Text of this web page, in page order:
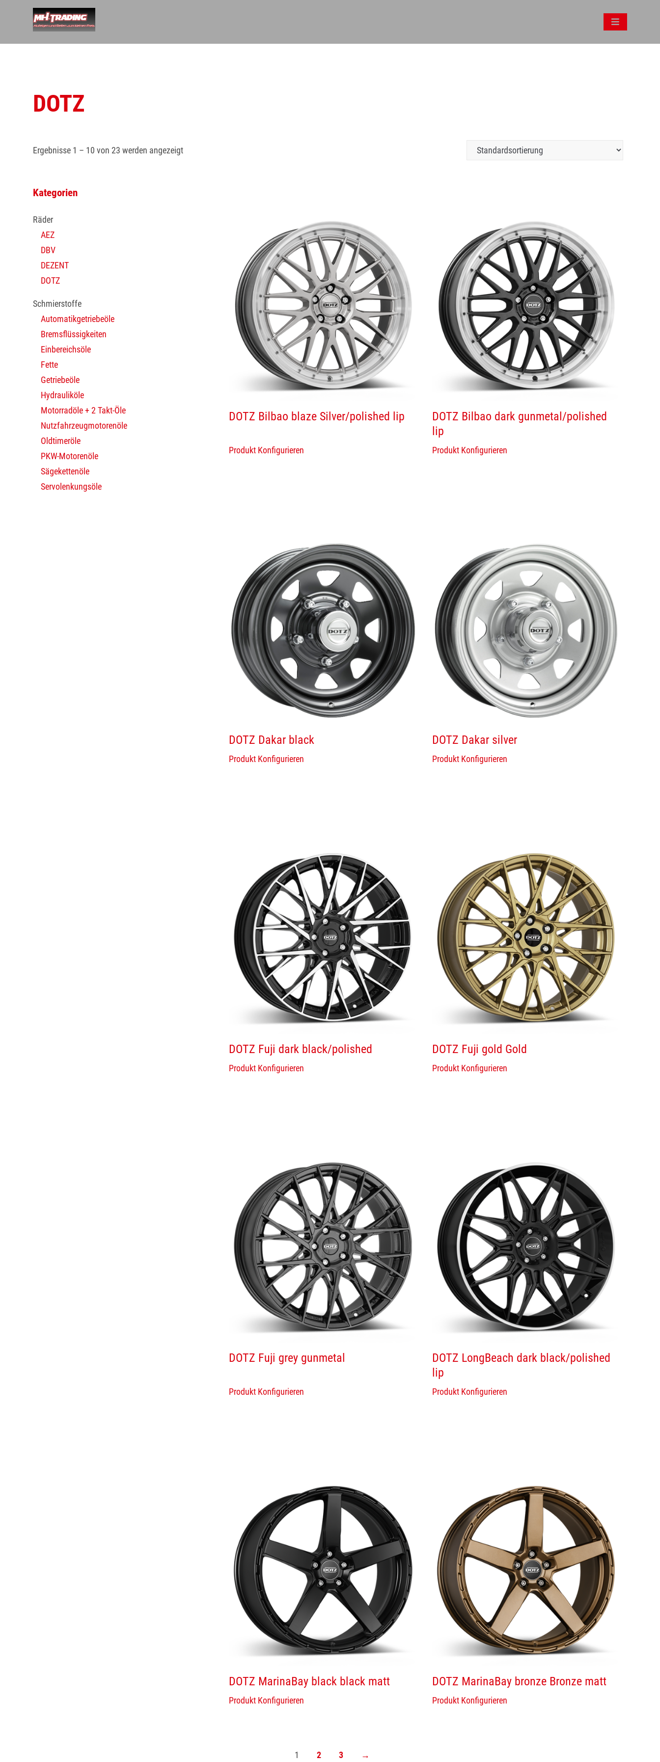
DOTZ
Ergebnisse 1 – 10 von 23 werden angezeigt
Kategorien
Räder
AEZ
DBV
DEZENT
DOTZ
Schmierstoffe
Automatikgetriebeöle
Bremsflüssigkeiten
Einbereichsöle
Fette
Getriebeöle
Hydrauliköle
Motorradöle + 2 Takt-Öle
Nutzfahrzeugmotorenöle
Oldtimeröle
PKW-Motorenöle
Sägekettenöle
Servolenkungsöle
DOTZ Bilbao blaze Silver/polished lip
Produkt Konfigurieren
DOTZ Bilbao dark gunmetal/polished
lip
Produkt Konfigurieren
DOTZ Dakar black
Produkt Konfigurieren
DOTZ Dakar silver
Produkt Konfigurieren
DOTZ Fuji dark black/polished
Produkt Konfigurieren
DOTZ Fuji gold Gold
Produkt Konfigurieren
DOTZ Fuji grey gunmetal
Produkt Konfigurieren
DOTZ LongBeach dark black/polished
lip
Produkt Konfigurieren
DOTZ MarinaBay black black matt
Produkt Konfigurieren
DOTZ MarinaBay bronze Bronze matt
Produkt Konfigurieren
1 2 3 →